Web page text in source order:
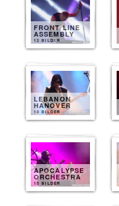
FRONT LINE
ASSEMBLY
12 BILDER
LEBANON
HANOVER
10 BILDER
APOCALYPSE
ORCHESTRA
10 BILDER